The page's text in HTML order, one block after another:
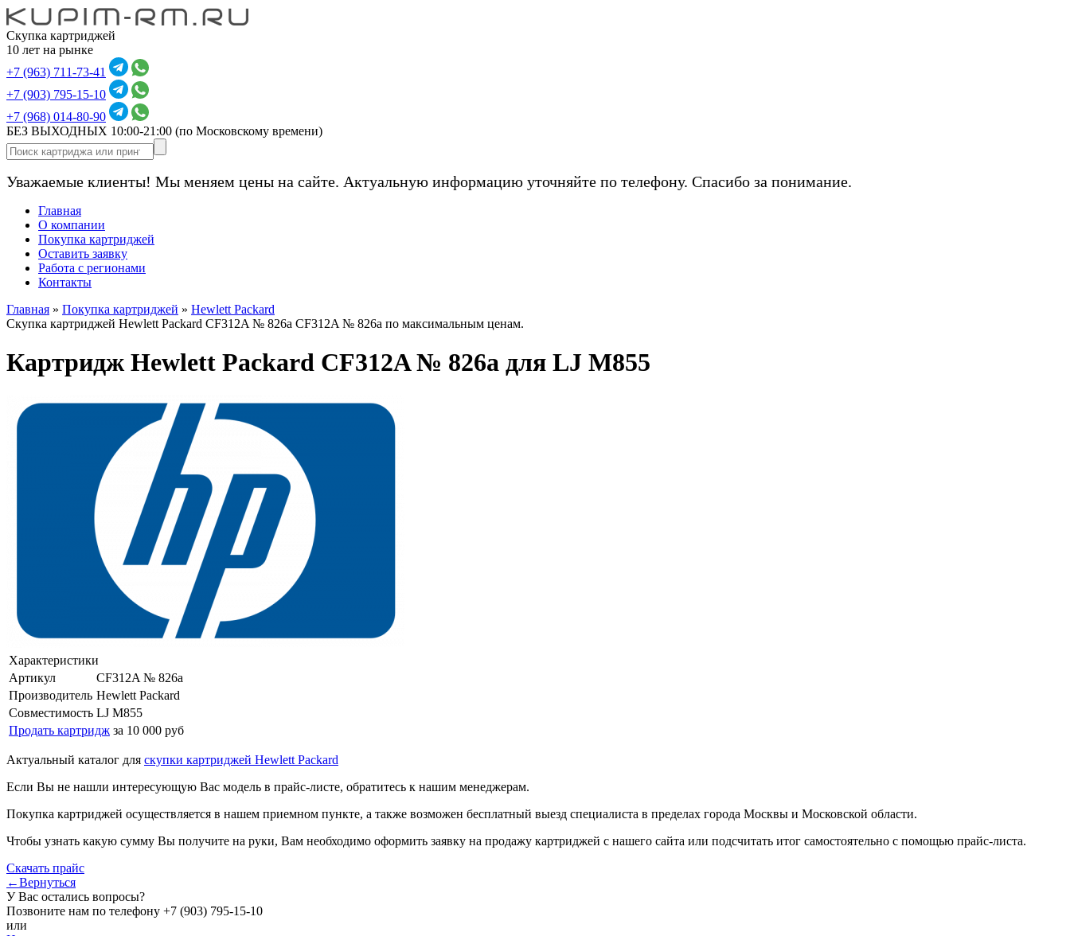
Скупка картриджей
10 лет на рынке
+7 (963) 711-73-41
+7 (903) 795-15-10
+7 (968) 014-80-90
БЕЗ ВЫХОДНЫХ 10:00-21:00 (по Московскому времени)
Уважаемые клиенты! Мы меняем цены на сайте. Актуальную информацию уточняйте по телефону. Спасибо за понимание.
Главная
О компании
Покупка картриджей
Оставить заявку
Работа с регионами
Контакты
Главная » Покупка картриджей » Hewlett Packard
Скупка картриджей Hewlett Packard CF312A № 826a CF312A № 826a по максимальным ценам.
Картридж Hewlett Packard CF312A № 826a для LJ M855
Характеристики
Артикул
CF312A № 826a
Производитель Hewlett Packard
Совместимость LJ M855
Продать картридж за 10 000 руб
Актуальный каталог для скупки картриджей Hewlett Packard
Если Вы не нашли интересующую Вас модель в прайс-листе, обратитесь к нашим менеджерам.
Покупка картриджей осуществляется в нашем приемном пункте, а также возможен бесплатный выезд специалиста в пределах города Москвы и Московской области.
Чтобы узнать какую сумму Вы получите на руки, Вам необходимо оформить заявку на продажу картриджей с нашего сайта или подсчитать итог самостоятельно с помощью прайс-листа.
Скачать прайс
←Вернуться
У Вас остались вопросы?
Позвоните нам по телефону +7 (903) 795-15-10
или